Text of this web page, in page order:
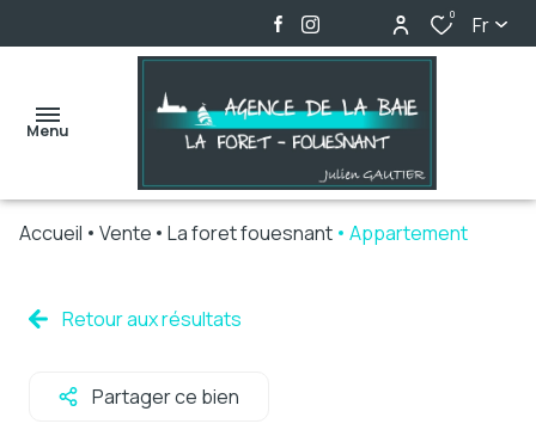
0 Fr
Menu
ventes
Accueil Vente La foret fouesnant Appartement
Retour aux résultats
Partager ce bien